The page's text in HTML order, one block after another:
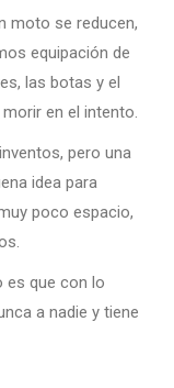
moto se reducen,
equipación de
las botas y el
en el intento.
pero una
idea para
poco espacio,
es que con lo
a nadie y tiene